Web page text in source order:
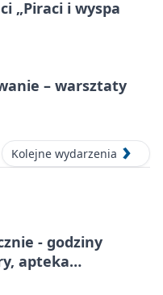
„Piraci i wyspa
– warsztaty
Kolejne wydarzenia
- godziny
apteka